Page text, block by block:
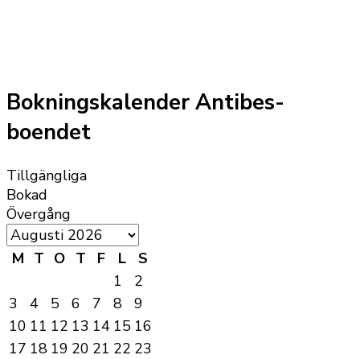
Bokningskalender Antibes-
boendet
Tillgängliga
Bokad
Övergång
M T O T F L
S
1
2
3
4 5 6 7 8
9
10 11 12 13 14 15 16
17 18 19 20 21 22 23